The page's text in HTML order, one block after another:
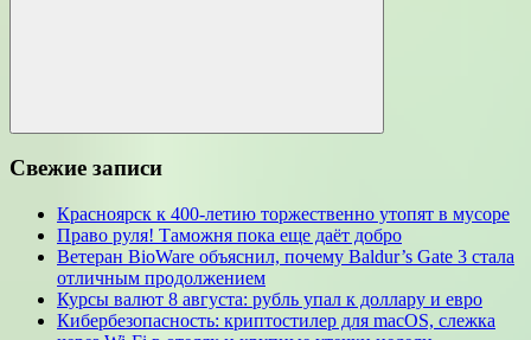
Поиск
Свежие записи
Красноярск к 400-летию торжественно утопят в мусоре
Право руля! Таможня пока еще даёт добро
Ветеран BioWare объяснил, почему Baldur’s Gate 3 стала
отличным продолжением
Курсы валют 8 августа: рубль упал к доллару и евро
Кибербезопасность: криптостилер для macOS, слежка